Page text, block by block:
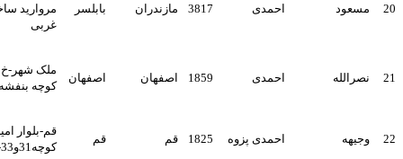
احمدی 3817 مازندران بابلسر
مروارید ساختمان صبا واحد 2
احمدی 1859 اصفهان اصفهان
ملک شهر-خ 22بهمن-خ ابوذر-
کوچه بنفشه-پلاک8-واحد 5
احمدی پزوه 1825 قم قم